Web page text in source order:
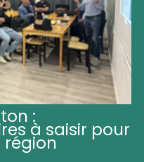
:
à saisir pour
région